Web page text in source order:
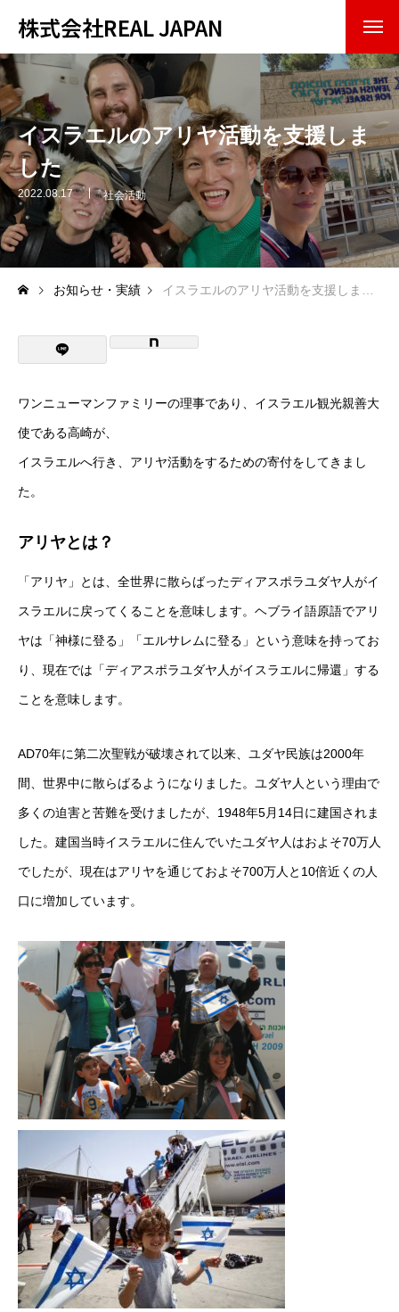
株式会社REAL JAPAN
トップページ
会社紹介
企業理念
会社概要
事業内容
お知らせ・実績
お問い合わせ
イスラエルのアリヤ活動を支援しま
した
2022.08.17 社会活動
お知らせ・実績 イスラエルのアリヤ活動を支援しました
ワンニューマンファミリーの理事であり、イスラエル観光親善大
使である高崎が、
イスラエルへ行き、アリヤ活動をするための寄付をしてきまし
た。
アリヤとは？
「アリヤ」とは、全世界に散らばったディアスポラユダヤ人がイ
スラエルに戻ってくることを意味します。ヘブライ語原語でアリ
ヤは「神様に登る」「エルサレムに登る」という意味を持ってお
り、現在では「ディアスポラユダヤ人がイスラエルに帰還」する
ことを意味します。
AD70年に第二次聖戦が破壊されて以来、ユダヤ民族は2000年
間、世界中に散らばるようになりました。ユダヤ人という理由で
多くの迫害と苦難を受けましたが、1948年5月14日に建国されま
した。建国当時イスラエルに住んでいたユダヤ人はおよそ70万人
でしたが、現在はアリヤを通じておよそ700万人と10倍近くの人
口に増加しています。